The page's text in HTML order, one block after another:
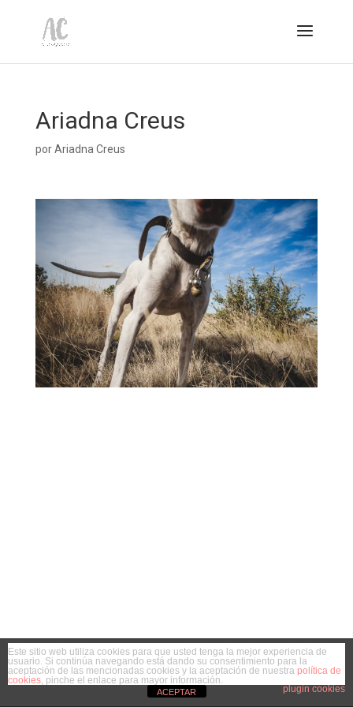
Ariadna Creus
porAriadna Creus
Este sitio web utiliza cookies para que usted tenga la mejor experiencia de
usuario. Si continúa navegando está dando su consentimiento para la
aceptación de las mencionadas cookies y la aceptación de nuestra política de
cookies, pinche el enlace para mayor información.
plugin cookies
ACEPTAR